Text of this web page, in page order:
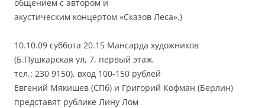
общением с автором и
акустическим концертом «Сказов Леса».)
10.10.09 суббота 20.15 Мансарда художников
(Б.Пушкарская ул, 7, первый этаж,
тел.: 230 9150), вход 100-150 рублей
Евгений Мякишев (СПб) и Григорий Кофман (Берлин)
представят рублике Лину Лом